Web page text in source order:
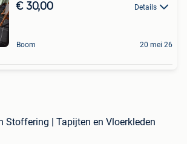
€ 30,00 Details
Boom 20 mei 26
Stoffering | Tapijten en Vloerkleden